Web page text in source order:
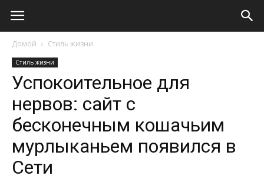
Домой Стиль жизни
Стиль жизни
Успокоительное для
нервов: сайт с
бесконечным кошачьим
мурлыканьем появился в
Сети